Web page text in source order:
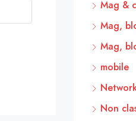
Mag &
Mag,
Mag,
mobile
Non